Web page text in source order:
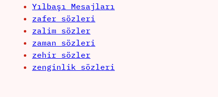
Yılbaşı Mesajları
zafer sözleri
zalim sözler
zaman sözleri
zehir sözler
zenginlik sözleri